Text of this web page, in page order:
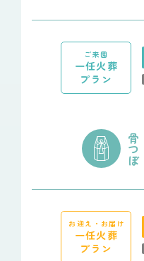
ご来園
一任火葬
プラン
骨
つ
ぼ
お迎え・お届け
一任火葬
プラン